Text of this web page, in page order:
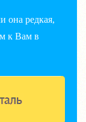
она редкая,
к Вам в